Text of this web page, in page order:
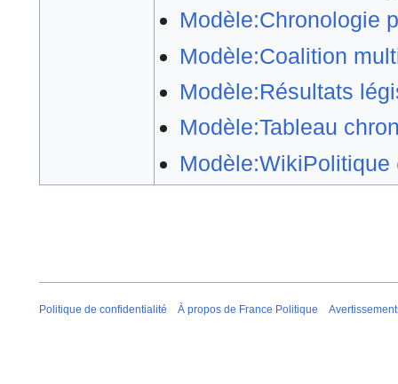
Modèle:Chronologie
Modèle:Coalition
Modèle:Résultats
Modèle:Tableau
Modèle:WikiPolitique
Politique de confidentialité À propos de France Politique